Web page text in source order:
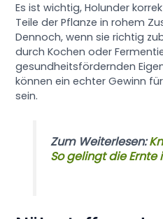
Es ist wichtig, Holunder
Teile der Pflanze in rohem
Dennoch, wenn sie richtig
durch Kochen oder
gesundheitsfördernden
können ein echter Gewinn
sein.
Zum Weiterlesen:
So gelingt die